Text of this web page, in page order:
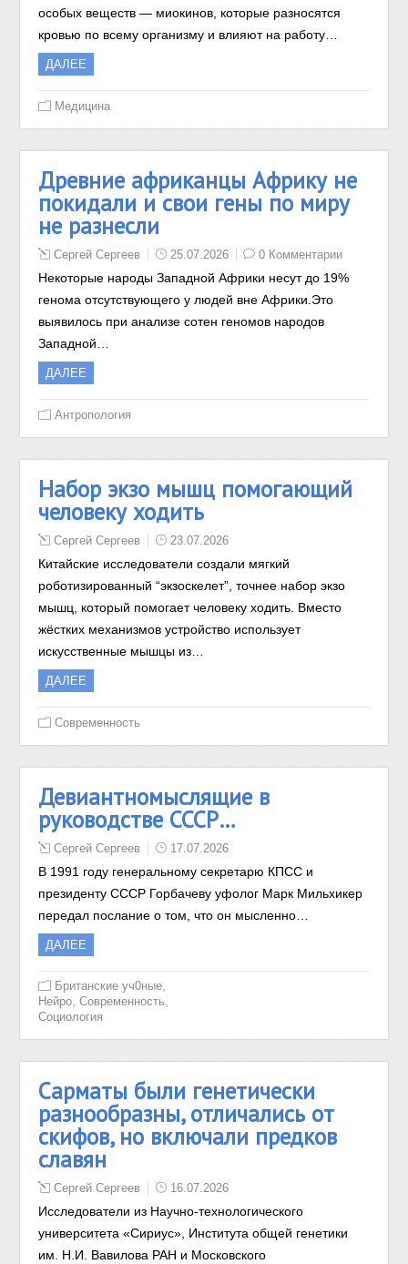
особых веществ — миокинов, которые разносятся
кровью по всему организму и влияют на работу…
ДАЛЕЕ
Медицина
Древние африканцы Африку не
покидали и свои гены по миру
не разнесли
Сергей Сергеев 25.07.2026 0 Комментарии
Некоторые народы Западной Африки несут до 19%
генома отсутствующего у людей вне Африки.Это
выявилось при анализе сотен геномов народов
Западной…
ДАЛЕЕ
Антропология
Набор экзо мышц помогающий
человеку ходить
Сергей Сергеев 23.07.2026
Китайские исследователи создали мягкий
роботизированный “экзоскелет”, точнее набор экзо
мышц, который помогает человеку ходить. Вместо
жёстких механизмов устройство использует
искусственные мышцы из…
ДАЛЕЕ
Современность
Девиантномыслящие в
руководстве СССР…
Сергей Сергеев 17.07.2026
В 1991 году генеральному секретарю КПСС и
президенту СССР Горбачеву уфолог Марк Мильхикер
передал послание о том, что он мысленно…
ДАЛЕЕ
Британские уч0ные,
Нейро,Современность,
Социология
Сарматы были генетически
разнообразны, отличались от
скифов, но включали предков
славян
Сергей Сергеев 16.07.2026
Исследователи из Научно-технологического
университета «Сириус», Института общей генетики
им. Н.И. Вавилова РАН и Московского